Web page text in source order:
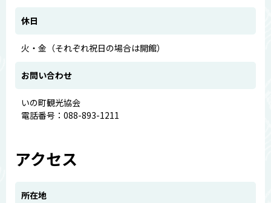
休日
火・金（それぞれ祝日の場合は開館）
お問い合わせ
いの町観光協会
電話番号：088-893-1211
アクセス
所在地